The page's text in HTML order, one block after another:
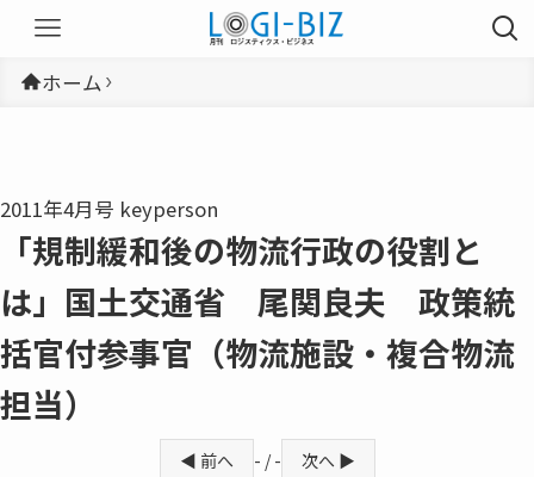
ホーム
2011年4月号 keyperson
「規制緩和後の物流行政の役割と
は」国土交通省 尾関良夫 政策統
括官付参事官（物流施設・複合物流
担当）
◀ 前へ - / - 次へ ▶